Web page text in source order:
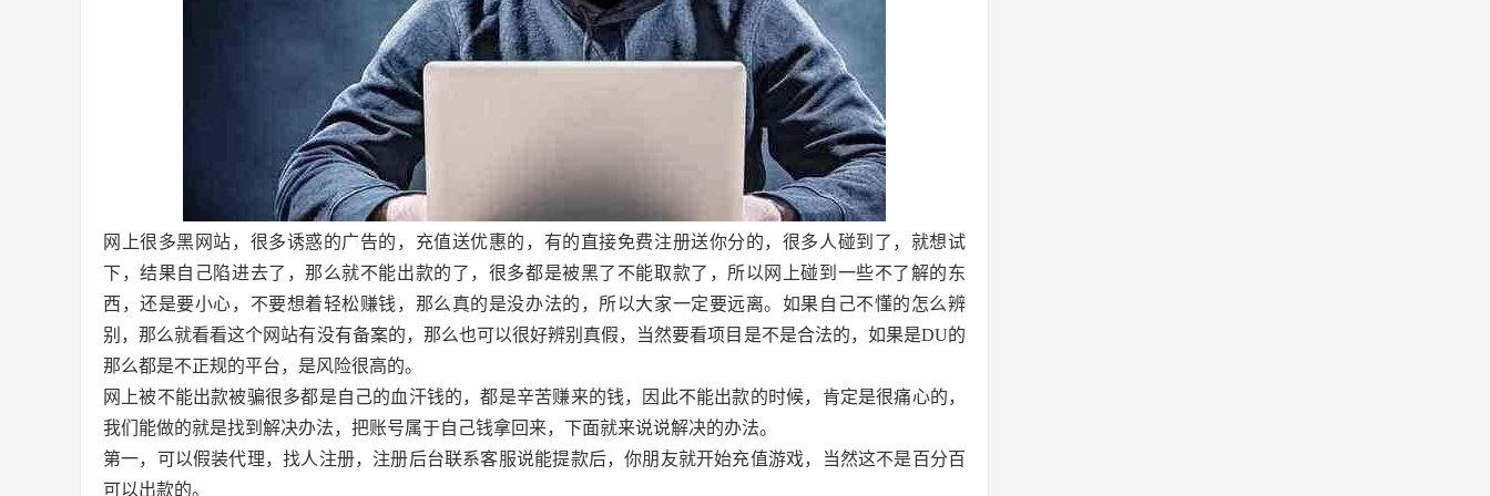
网上很多黑网站，很多诱惑的广告的，充值送优惠的，有的直接免费注册送你分的，很多人碰到了，就想试
下，结果自己陷进去了，那么就不能出款的了，很多都是被黑了不能取款了，所以网上碰到一些不了解的东
西，还是要小心，不要想着轻松赚钱，那么真的是没办法的，所以大家一定要远离。如果自己不懂的怎么辨
别，那么就看看这个网站有没有备案的，那么也可以很好辨别真假，当然要看项目是不是合法的，如果是DU的
那么都是不正规的平台，是风险很高的。
网上被不能出款被骗很多都是自己的血汗钱的，都是辛苦赚来的钱，因此不能出款的时候，肯定是很痛心的，
我们能做的就是找到解决办法，把账号属于自己钱拿回来，下面就来说说解决的办法。
第一，可以假装代理，找人注册，注册后台联系客服说能提款后，你朋友就开始充值游戏，当然这不是百分百
可以出款的。